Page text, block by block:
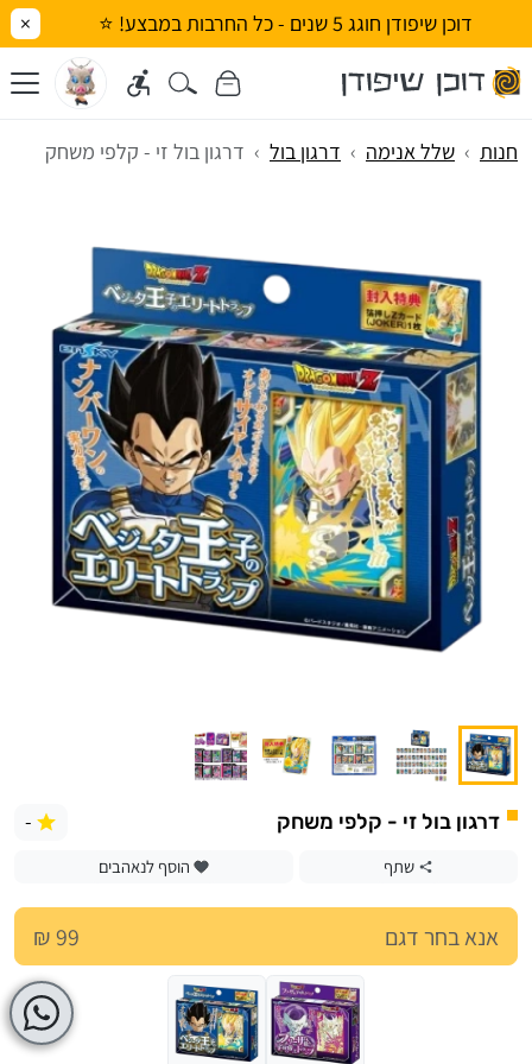
דוכן שיפודן חוגג 5 שנים - כל החרבות במבצע! ⭐ ×
חנות שלל אנימה דרגון בול דרגון בול זי - קלפי משחק
דרגון בול זי - קלפי משחק -
שתף הוסף לנאהבים
אנא בחר דגם 99 ₪